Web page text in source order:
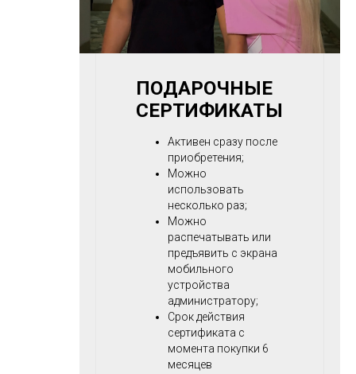
ПОДАРОЧНЫЕ
СЕРТИФИКАТЫ
Активен сразу после
приобретения;
Можно
использовать
несколько раз;
Можно
распечатывать или
предъявить с экрана
мобильного
устройства
администратору;
Срок действия
сертификата с
момента покупки 6
месяцев